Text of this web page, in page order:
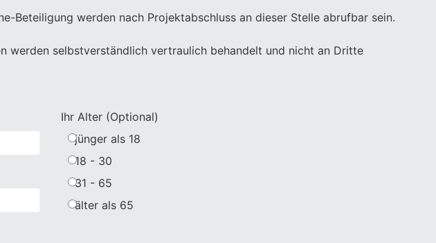
Beteiligung werden nach Projektabschluss an dieser Stelle abrufbar sein.
werden selbstverständlich vertraulich behandelt und nicht an Dritte
Ihr Alter (Optional)
jünger als 18
18 - 30
31 - 65
älter als 65